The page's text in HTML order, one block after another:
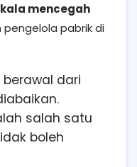
mencegah
pengelola pabrik di
berawal dari
salah satu
boleh